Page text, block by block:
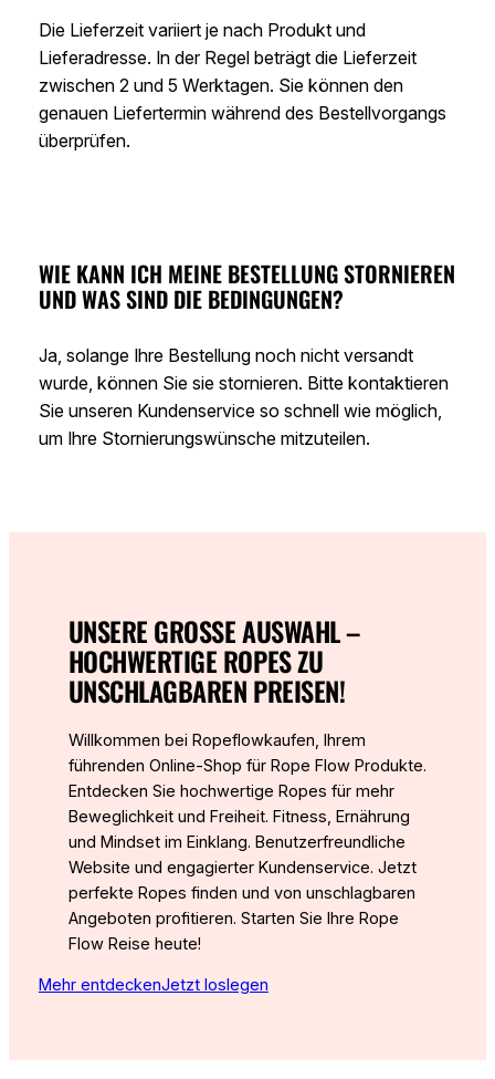
Die Lieferzeit variiert je nach Produkt und
Lieferadresse. In der Regel beträgt die Lieferzeit
zwischen 2 und 5 Werktagen. Sie können den
genauen Liefertermin während des Bestellvorgangs
überprüfen.
WIE KANN ICH MEINE BESTELLUNG STORNIEREN
UND WAS SIND DIE BEDINGUNGEN?
Ja, solange Ihre Bestellung noch nicht versandt
wurde, können Sie sie stornieren. Bitte kontaktieren
Sie unseren Kundenservice so schnell wie möglich,
um Ihre Stornierungswünsche mitzuteilen.
UNSERE GROSSE AUSWAHL – H
OCHWERTIGE ROPES ZU U
NSCHLAGBAREN PREISEN!
Willkommen bei Ropeflowkaufen, Ihrem
führenden Online-Shop für Rope Flow Produkte.
Entdecken Sie hochwertige Ropes für mehr
Beweglichkeit und Freiheit. Fitness, Ernährung
und Mindset im Einklang. Benutzerfreundliche
Website und engagierter Kundenservice. Jetzt
perfekte Ropes finden und von unschlagbaren
Angeboten profitieren. Starten Sie Ihre Rope
Flow Reise heute!
Mehr entdeckenJetzt loslegen